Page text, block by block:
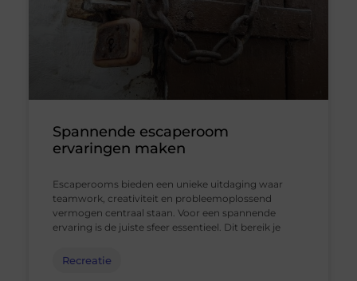
Spannende escaperoom
ervaringen maken
Escaperooms bieden een unieke uitdaging waar
teamwork, creativiteit en probleemoplossend
vermogen centraal staan. Voor een spannende
ervaring is de juiste sfeer essentieel. Dit bereik je
Recreatie